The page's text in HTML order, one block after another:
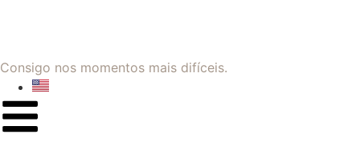
Consigo nos momentos mais difíceis.